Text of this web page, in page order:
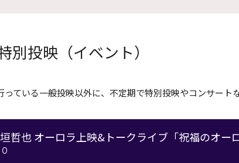
別投映（イベント）
ている一般投映以外に、不定期で特別投映やコンサート
哲也 オーロラ上映&トークライブ「祝福のオー